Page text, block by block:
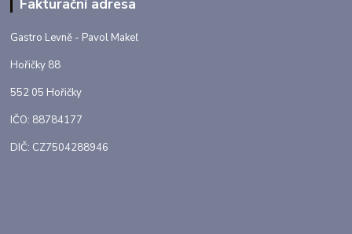
Fakturační adresa
Gastro Levně - Pavol Makeľ
Hořičky 88
552 05 Hořičky
IČO: 88784177
DIČ: CZ7504288946